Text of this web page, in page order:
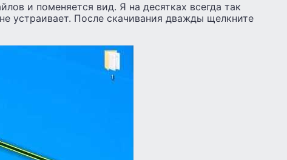
и поменяется вид. Я на десятках всегда так
устраивает. После скачивания дважды щелкните